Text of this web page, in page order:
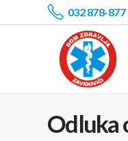
032 878-877
Odluka